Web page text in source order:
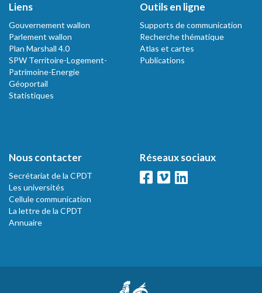
Liens
Gouvernement wallon
Parlement wallon
Plan Marshall 4.0
SPW Territoire-Logement-
Patrimoine-Energie
Géoportail
Statistiques
Outils en ligne
Supports de communication
Recherche thématique
Atlas et cartes
Publications
Nous contacter
Secrétariat de la CPDT
Les universités
Cellule communication
La lettre de la CPDT
Annuaire
Réseaux sociaux